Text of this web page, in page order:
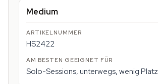
Medium
HS2422
Solo-Sessions, unterwegs, wenig Platz